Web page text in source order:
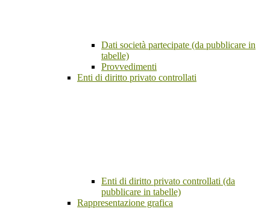
Dati società partecipate (da pubblicare in
tabelle)
Provvedimenti
Enti di diritto privato controllati
Enti di diritto privato controllati (da
pubblicare in tabelle)
Rappresentazione grafica